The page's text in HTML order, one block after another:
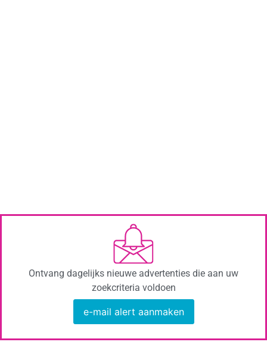
Ontvang dagelijks nieuwe advertenties die aan uw
zoekcriteria voldoen
e-mail alert aanmaken